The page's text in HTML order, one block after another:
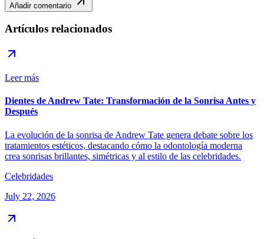
Añadir comentario
Artículos relacionados
Leer más
Dientes de Andrew Tate: Transformación de la Sonrisa Antes y
Después
La evolución de la sonrisa de Andrew Tate genera debate sobre los
tratamientos estéticos, destacando cómo la odontología moderna
crea sonrisas brillantes, simétricas y al estilo de las celebridades.
Celebridades
July 22, 2026